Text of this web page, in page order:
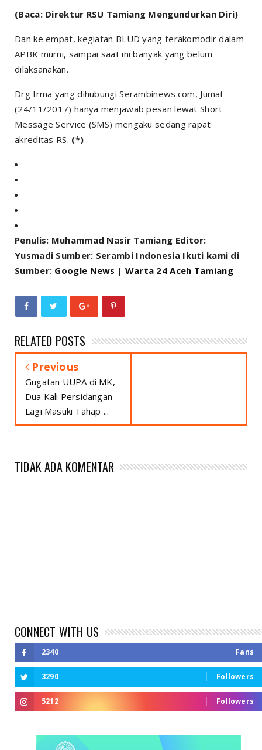
(Baca: Direktur RSU Tamiang Mengundurkan Diri)
Dan ke empat, kegiatan BLUD yang terakomodir dalam
APBK murni, sampai saat ini banyak yang belum
dilaksanakan.
Drg Irma yang dihubungi Serambinews.com, Jumat
(24/11/2017) hanya menjawab pesan lewat Short
Message Service (SMS) mengaku sedang rapat
akreditas RS. (*)
Penulis: Muhammad Nasir Tamiang Editor:
Yusmadi Sumber: Serambi Indonesia Ikuti kami di
Sumber: Google News | Warta 24 Aceh Tamiang
RELATED POSTS
Previous
Gugatan UUPA di MK,
Dua Kali Persidangan
Lagi Masuki Tahap ...
TIDAK ADA KOMENTAR
CONNECT WITH US
2340 Fans
3290 Followers
5212 Followers